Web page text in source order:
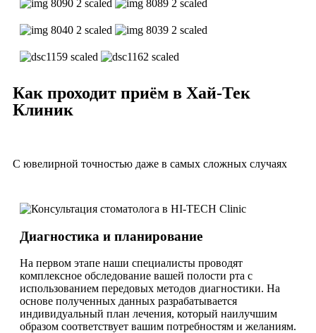
Как проходит приём в Хай-Тек
Клиник
С ювелирной точностью даже в самых сложных случаях
Диагностика и планирование
На первом этапе наши специалисты проводят
комплексное обследование вашей полости рта с
использованием передовых методов диагностики. На
основе полученных данных разрабатывается
индивидуальный план лечения, который наилучшим
образом соответствует вашим потребностям и желаниям.